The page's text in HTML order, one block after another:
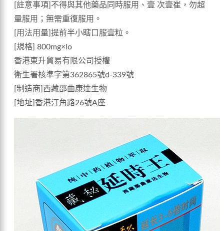
[註意事項]不得與其他藥品同時服用、壹 次壹崔，勿超
量服用；無需重復服用。
[用法用量]提前半小瞎口服壹粒。
[規格] 800mg×lo
香港東升貿易有限公司授權
衛生署核準字第362865號d-339號
[制造商]西藏邵曲康達生物
[地址]香港汀角路26號A座